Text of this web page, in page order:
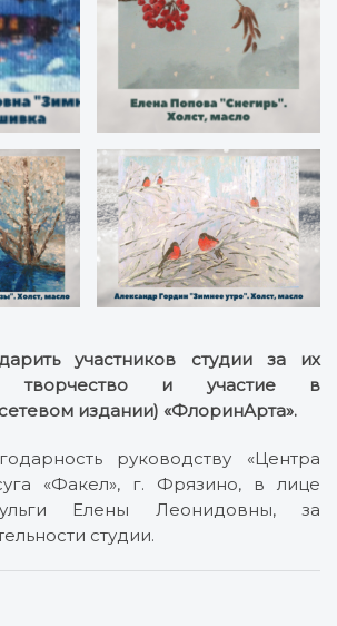
участников студии за их
творчество и участие в
издании) «ФлоринАрта».
руководству «Центра
«Факел», г. Фрязино, в лице
Елены Леонидовны, за
студии.